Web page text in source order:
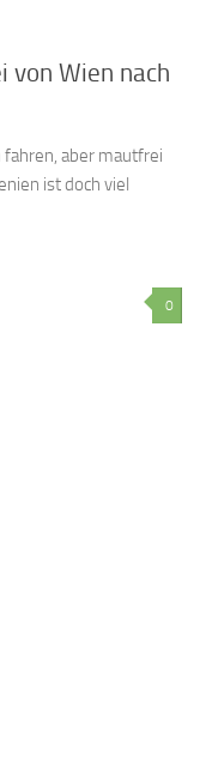
von Wien nach
fahren, aber mautfrei
ist doch viel
0